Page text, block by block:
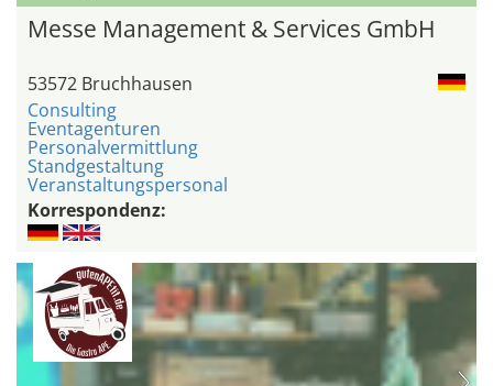
Messe Management & Services GmbH
53572 Bruchhausen
Consulting
Eventagenturen
Personalvermittlung
Standgestaltung
Veranstaltungspersonal
Korrespondenz: